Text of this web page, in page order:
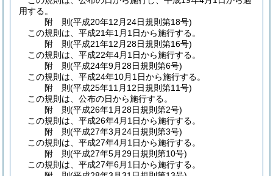
用する。
附 則(平成20年12月24日規則第18号)
この規則は、平成21年1月1日から施行する。
附 則(平成21年12月28日規則第16号)
この規則は、平成22年4月1日から施行する。
附 則(平成24年9月28日規則第6号)
この規則は、平成24年10月1日から施行する。
附 則(平成25年11月12日規則第11号)
この規則は、公布の日から施行する。
附 則(平成26年1月28日規則第2号)
この規則は、平成26年4月1日から施行する。
附 則(平成27年3月24日規則第3号)
この規則は、平成27年4月1日から施行する。
附 則(平成27年5月29日規則第10号)
この規則は、平成27年6月1日から施行する。